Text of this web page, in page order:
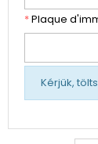
*Plaque
Kérjük,